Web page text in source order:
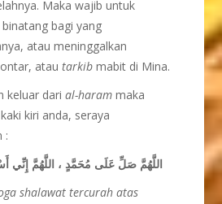
Maka wajib untuk
bagi yang
atau meninggalkan
atautarkibmabit di Mina.
keluar darial-harammaka
kiri anda, seraya
:
اللَّهُمَّ صَلِّ عَلَى مُحَمَّدٍ ، اللَّهُمَّ إِنِّي
shalawat tercurah atas